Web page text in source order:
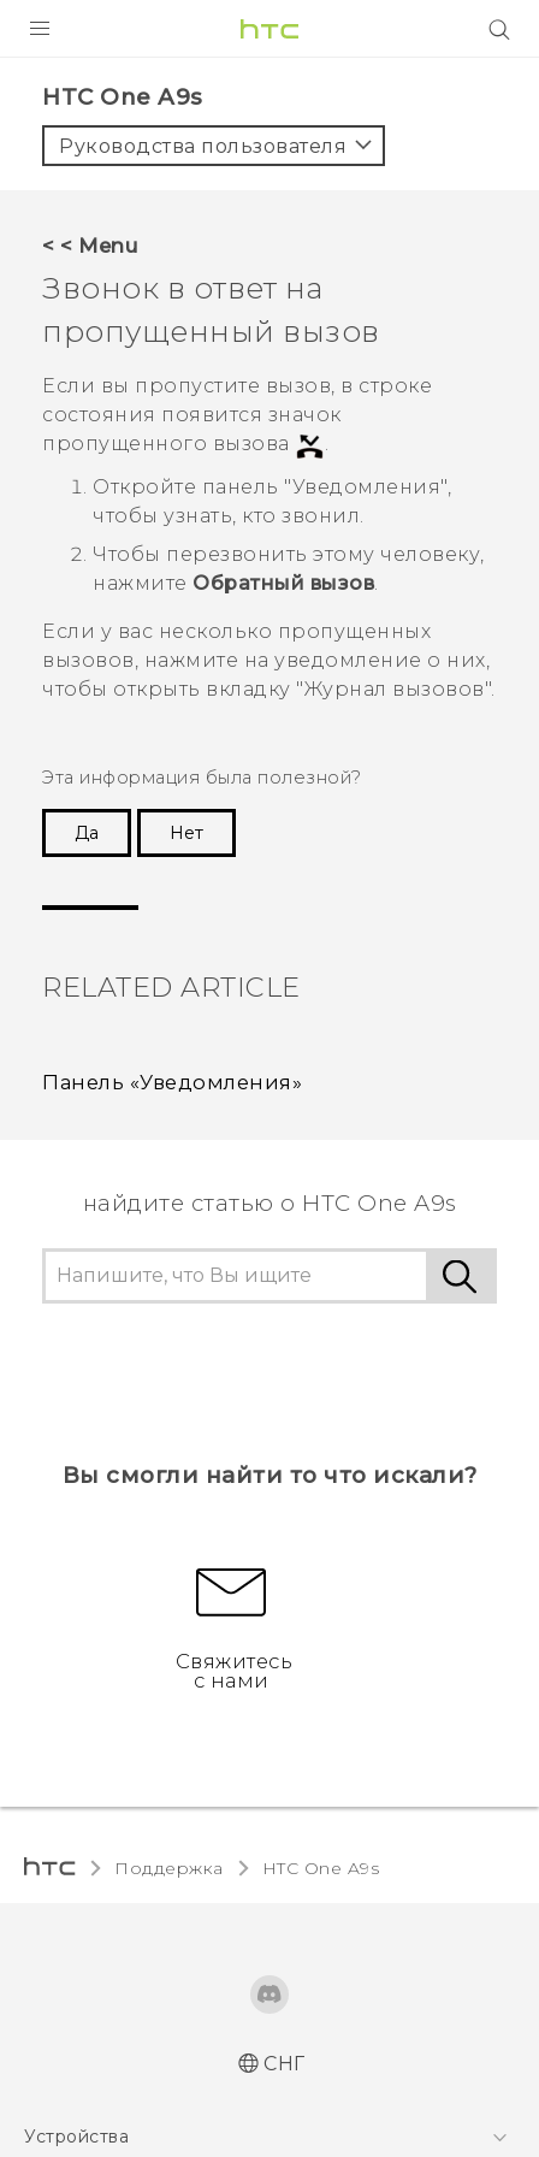
5G
VIVERSE
ПОДДЕРЖКА
HTC One A9s‎
Руководства пользователя
< < Menu
Звонок в ответ на
пропущенный вызов
Если вы пропустите вызов, в строке
состояния появится значок
пропущенного вызова
.
Откройте панель "‍Уведомления"‍,
чтобы узнать, кто звонил.
Чтобы перезвонить этому человеку,
нажмите Обратный вызов
Если у вас несколько пропущенных
вызовов, нажмите на уведомление о них,
чтобы открыть вкладку "‍Журнал вызовов"‍.
Эта информация была полезной?
Да
Нет
RELATED ARTICLE
Панель «Уведомления»
найдите статью о HTC One A9s
Вы смогли найти то что искали?
Свяжитесь
с нами
Поддержка HTC One A9s‎
Русский - Руководство пользователя
СНГ
Устройства